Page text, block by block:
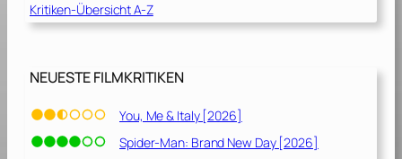
n
[
9
7
]
Kritiken-Übersicht A-Z
NEUESTE FILMKRITIKEN
You, Me & Italy [2026]
Spider-Man: Brand New Day [2026]